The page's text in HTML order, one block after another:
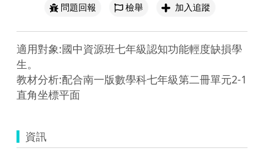
問題回報
檢舉 加入追蹤
適用對象:國中資源班七年級認知功能輕度缺損學
生。
教材分析:配合南一版數學科七年級第二冊單元2-1
直角坐標平面
資訊